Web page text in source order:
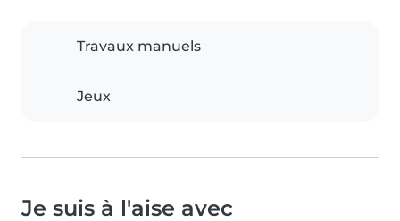
Travaux manuels
Jeux
Je suis à l'aise avec